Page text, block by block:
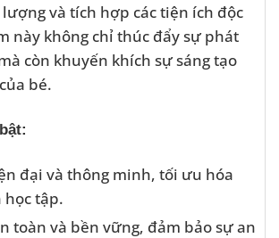
và tích hợp các tiện ích độc
này không chỉ thúc đẩy sự phát
còn khuyến khích sự sáng tạo
bé.
đại và thông minh, tối ưu hóa
học tập.
toàn và bền vững, đảm bảo sự an